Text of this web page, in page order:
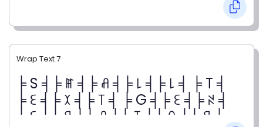
Wrap Text 7
╞ S ╡╞ ꂵ ╡╞ ꋬ ╡╞ ꒒ ╡╞ ꒒ ╡ ╞ T ╡
╞ ꏂ ╡╞ ꉧ ╡╞ ꓄ ╡ ╞ G ╡╞ ꏂ ╡╞ ꋊ ╡
╞ ꏂ ╡╞ ꋪ ╡╞ ꋬ ╡╞ ꓄ ╡╞ ꄲ ╡╞ ꋪ ╡